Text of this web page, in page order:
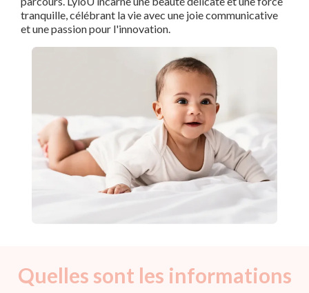
tranquille, célébrant la vie avec une joie communicative
et une passion pour l'innovation.
Quelles sont les informations